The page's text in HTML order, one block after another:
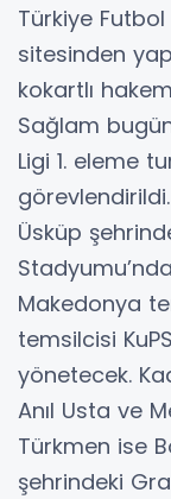
Türkiye
sitesinden
kokartlı
Sağlam
Ligi 1. eleme
Üsküp
Makedonya
temsilcisi
yönetecek.
Anıl Usta ve
Türkmen ise
şehrindeki